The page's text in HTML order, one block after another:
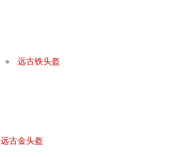
远古铁头盔
远古金头盔